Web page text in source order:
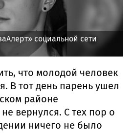
социальной сети
что молодой человек
В тот день парень ушел
районе
вернулся. С тех пор о
ничего не было